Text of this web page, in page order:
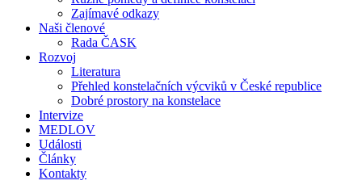
Zajímavé odkazy
Naši členové
Rada ČASK
Rozvoj
Literatura
Přehled konstelačních výcviků v České republice
Dobré prostory na konstelace
Intervize
MEDLOV
Události
Články
Kontakty